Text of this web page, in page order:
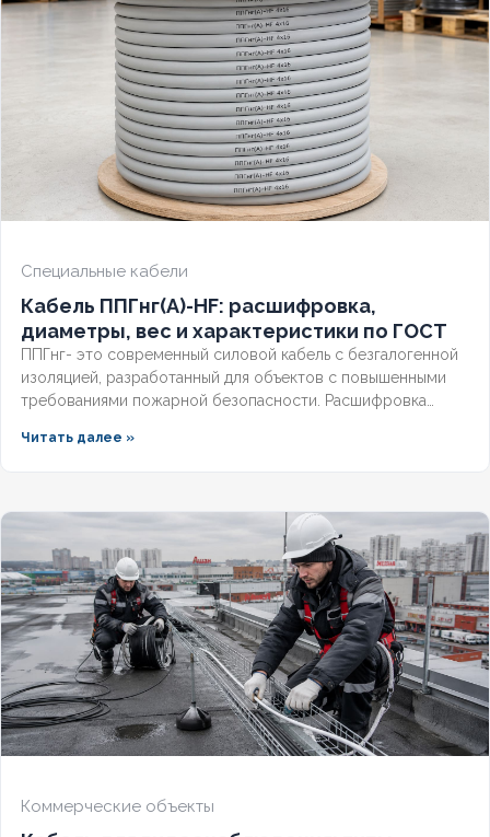
СЕЧЕНИЕ ТПЖ 50
ОГНЕСТОЙКИЙ Нет
НАЛИЧИЕ ЭКРАНА Нет
КОЛИЧЕСТВО ЖИЛ
Специальные кабели
Кабель ППГнг(А)-HF: расшифровка,
диаметры, вес и характеристики по ГОСТ
ППГнг- это современный силовой кабель с безгалогенной
изоляцией, разработанный для объектов с повышенными
требованиями пожарной безопасности. Расшифровка
делают этот технический продукт незаменимым для школ,
сетей до 1 кв
Читать далее »
Коммерческие объекты